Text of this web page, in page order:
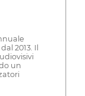
2013. Il
un